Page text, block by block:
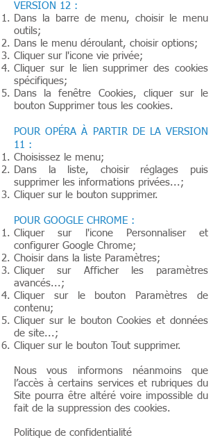
VERSION 12 :
Dans la barre de menu, choisir le menu
outils;
Dans le menu déroulant, choisir options;
Cliquer sur l'icone vie privée;
Cliquer sur le lien supprimer des cookies
spécifiques;
Dans la fenêtre Cookies, cliquer sur le
bouton Supprimer tous les cookies.
POUR OPÉRA À PARTIR DE LA VERSION
11 :
Choisissez le menu;
Dans la liste, choisir réglages puis
supprimer les informations privées...;
Cliquer sur le bouton supprimer.
POUR GOOGLE CHROME :
Cliquer sur l'icone Personnaliser et
configurer Google Chrome;
Choisir dans la liste Paramètres;
Cliquer sur Afficher les paramètres
avancés...;
Cliquer sur le bouton Paramètres de
contenu;
Cliquer sur le bouton Cookies et données
de site...;
Cliquer sur le bouton Tout supprimer.
Nous vous informons néanmoins que
l’accès à certains services et rubriques du
Site pourra être altéré voire impossible du
fait de la suppression des cookies.
Politique de confidentialité